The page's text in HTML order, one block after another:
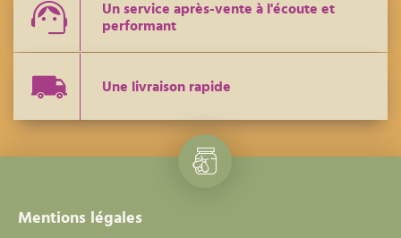
Un service après-vente à l'écoute et
performant
Une livraison rapide
Mentions légales